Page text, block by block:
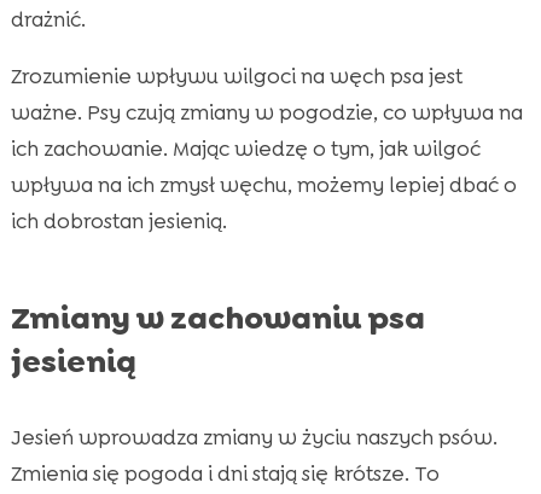
drażnić.
Zrozumienie wpływu wilgoci na węch psa jest
ważne. Psy czują zmiany w pogodzie, co wpływa na
ich zachowanie. Mając wiedzę o tym, jak wilgoć
wpływa na ich zmysł węchu, możemy lepiej dbać o
ich dobrostan jesienią.
Zmiany w zachowaniu psa
jesienią
Jesień wprowadza zmiany w życiu naszych psów.
Zmienia się pogoda i dni stają się krótsze. To